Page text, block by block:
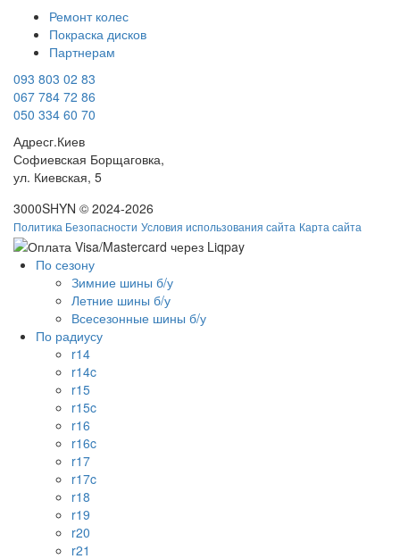
Ремонт колес
Покраска дисков
Партнерам
093 803 02 83
067 784 72 86
050 334 60 70
Адресг.Киев
Софиевская Борщаговка,
ул. Киевская, 5
3000SHYN © 2024-2026
Политика Безопасности Условия использования сайта Карта сайта
По сезону
Зимние шины б/у
Летние шины б/у
Всесезонные шины б/у
По радиусу
r14
r14c
r15
r15c
r16
r16c
r17
r17c
r18
r19
r20
r21